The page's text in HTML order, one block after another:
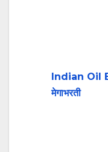
Indian Oil
मेगाभरती